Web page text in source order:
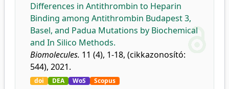
Differences in Antithrombin to Heparin
Binding among Antithrombin Budapest 3,
Basel, and Padua Mutations by Biochemical
and In Silico Methods.
Biomolecules. 11 (4), 1-18, (cikkazonosító:
544), 2021.
doi DEA WoS Scopus